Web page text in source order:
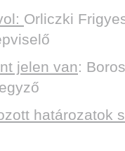
Orliczki
jelen van:
határozatok